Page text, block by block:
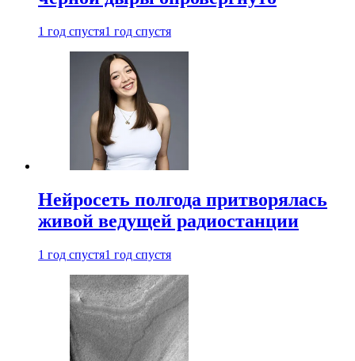
1 год спустя1 год спустя
Нейросеть полгода притворялась
живой ведущей радиостанции
1 год спустя1 год спустя